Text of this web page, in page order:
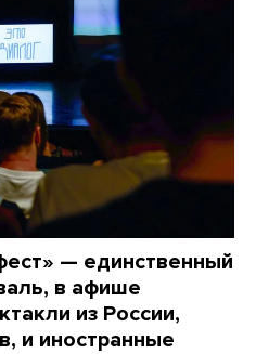
— единственный
в афише
из России,
и иностранные